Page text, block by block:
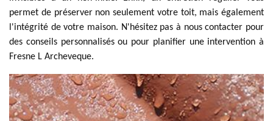
permet de préserver non seulement votre toit, mais également
l'intégrité de votre maison. N'hésitez pas à nous contacter pour
des conseils personnalisés ou pour planifier une intervention à
Fresne L Archeveque.